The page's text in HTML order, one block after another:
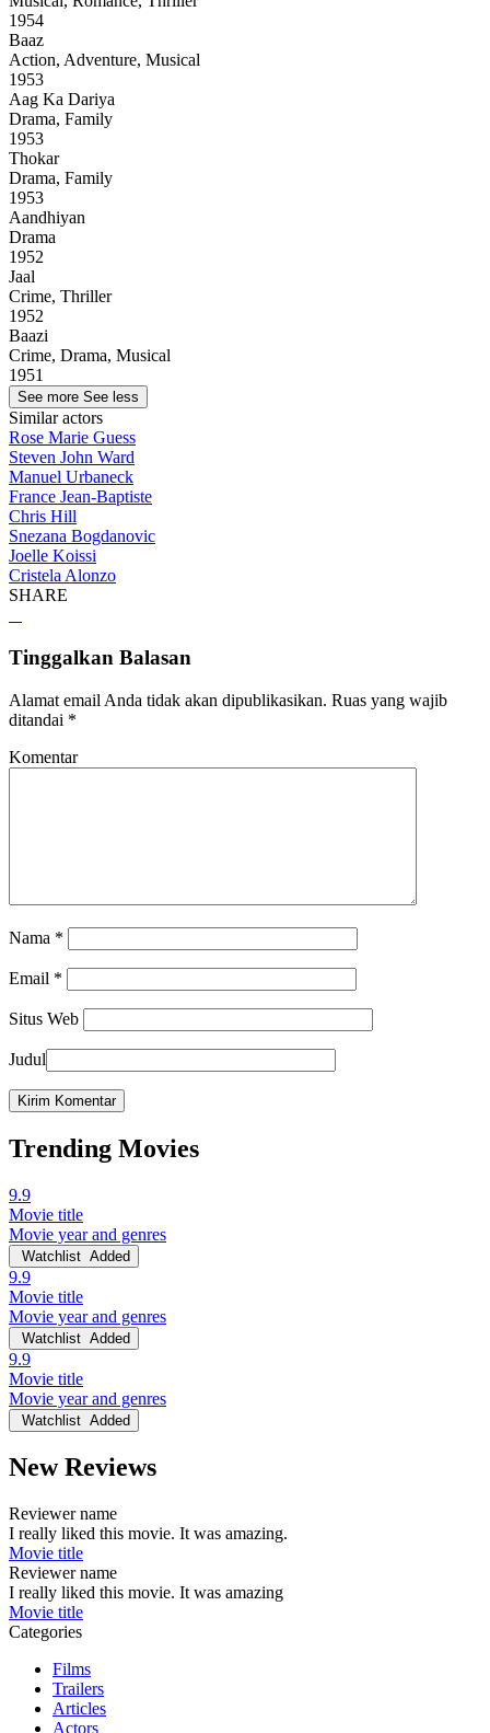
1954
Baaz
Action, Adventure, Musical
1953
Aag Ka Dariya
Drama, Family
1953
Thokar
Drama, Family
1953
Aandhiyan
Drama
1952
Jaal
Crime, Thriller
1952
Baazi
Crime, Drama, Musical
1951
See more See less
Similar actors
Rose Marie Guess
Steven John Ward
Manuel Urbaneck
France Jean-Baptiste
Chris Hill
Snezana Bogdanovic
Joelle Koissi
Cristela Alonzo
SHARE
Tinggalkan Balasan
Alamat email Anda tidak akan dipublikasikan. Ruas yang wajib
ditandai *
Komentar
Nama *
Email *
Situs Web
Judul
Trending Movies
9.9
Movie title
Movie year and genres
Watchlist Added
9.9
Movie title
Movie year and genres
Watchlist Added
9.9
Movie title
Movie year and genres
Watchlist Added
New Reviews
Reviewer name
I really liked this movie. It was amazing.
Movie title
Reviewer name
I really liked this movie. It was amazing
Movie title
Categories
Films
Trailers
Articles
Actors